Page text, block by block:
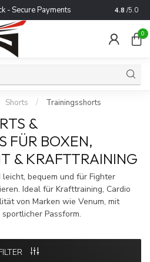
- Secure Payments Trusted
4.8 /5.0
0
Shorts / Trainingsshorts
&
FÜR BOXEN,
& KRAFTTRAINING
bequem und für Fighter
Ideal für Krafttraining, Cardio
von Marken wie Venum, mit
Passform.